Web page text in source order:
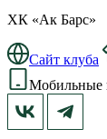
ХК «Ак Барс»
Сайт клуба
Мобильные